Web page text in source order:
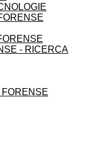
- RICERCA